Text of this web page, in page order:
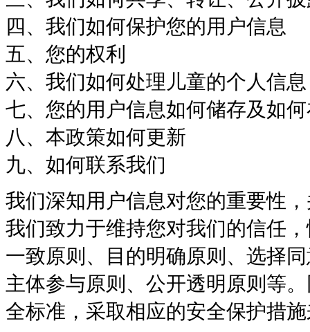
四、我们如何保护您的用户信息
五、您的权利
六、我们如何处理儿童的个人信息
七、您的用户信息如何储存及如
八、本政策如何更新
九、如何联系我们
我们深知用户信息对您的重要性
我们致力于维持您对我们的信任
一致原则、目的明确原则、选择
主体参与原则、公开透明原则等
全标准，采取相应的安全保护措